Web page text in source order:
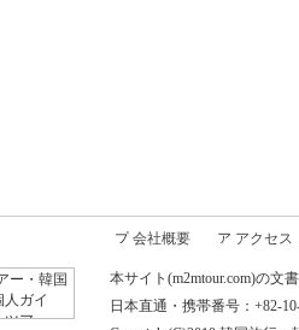
会社概要 アクセス
本サイト(m2mtour.com)の文
日本直通・携帯番号：+82-